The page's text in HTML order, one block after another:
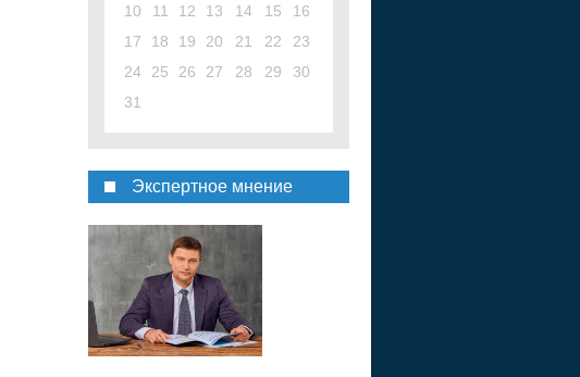
10
11 12 13 14 15
16
17
18 19 20 21 22
23
24
25 26 27 28 29
30
31
Экспертное мнение